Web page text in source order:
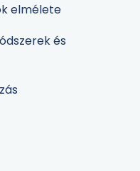
elmélete
és